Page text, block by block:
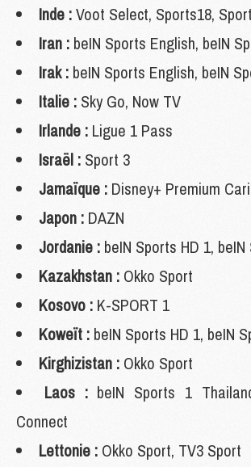
Inde :Voot Select, Sports18,
Iran : beIN Sports English, beIN
Irak : beIN Sports English, beIN
Italie : Sky Go, Now TV
Irlande : Ligue 1 Pass
Israël : Sport 3
Jamaïque : Disney+ Premium
Japon : DAZN
Jordanie : beIN Sports HD 1,
Kazakhstan : Okko Sport
Kosovo : K-SPORT 1
Koweït : beIN Sports HD 1, beIN
Kirghizistan : Okko Sport
Laos :beIN Sports 1
Connect
Lettonie : Okko Sport, TV3 Sport